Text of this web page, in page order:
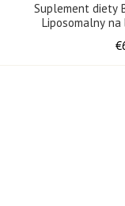
Suplement diety
Liposomalny